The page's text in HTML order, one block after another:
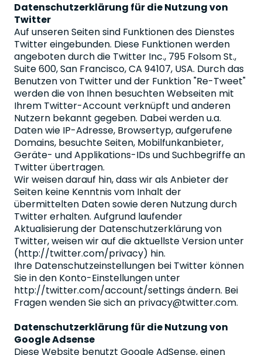
Datenschutzerklärung für die Nutzung von
Twitter
Auf unseren Seiten sind Funktionen des Dienstes
Twitter eingebunden. Diese Funktionen werden
angeboten durch die Twitter Inc., 795 Folsom St.,
Suite 600, San Francisco, CA 94107, USA. Durch das
Benutzen von Twitter und der Funktion "Re-Tweet"
werden die von Ihnen besuchten Webseiten mit
Ihrem Twitter-Account verknüpft und anderen
Nutzern bekannt gegeben. Dabei werden u.a.
Daten wie IP-Adresse, Browsertyp, aufgerufene
Domains, besuchte Seiten, Mobilfunkanbieter,
Geräte- und Applikations-IDs und Suchbegriffe an
Twitter übertragen.
Wir weisen darauf hin, dass wir als Anbieter der
Seiten keine Kenntnis vom Inhalt der
übermittelten Daten sowie deren Nutzung durch
Twitter erhalten. Aufgrund laufender
Aktualisierung der Datenschutzerklärung von
Twitter, weisen wir auf die aktuellste Version unter
(http://twitter.com/privacy) hin.
Ihre Datenschutzeinstellungen bei Twitter können
Sie in den Konto-Einstellungen unter
http://twitter.com/account/settings ändern. Bei
Fragen wenden Sie sich an privacy@twitter.com.
Datenschutzerklärung für die Nutzung von
Google Adsense
Diese Website benutzt Google AdSense, einen